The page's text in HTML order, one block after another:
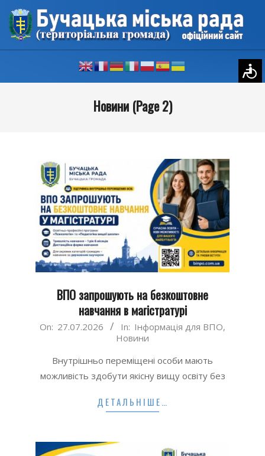
Skip
content
Новини (Page 2)
ВПО запрошують на безкоштовне
навчання в магістратурі
2026-
On: 27.07.2026 In: Інформація для ВПО,
Новини
Внутрішньо переміщені особи мають
можливість здобути якісну вищу освіту без
ДЕТАЛЬНІШЕ…